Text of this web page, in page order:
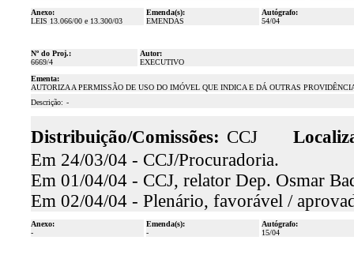
Anexo:
LEIS 13.066/00 e 13.300/03
Emenda(s):
EMENDAS
Autógrafo:
54/04
Nº do Proj.:
6669/4
Autor:
EXECUTIVO
Ementa:
AUTORIZA A PERMISSÃO DE USO DO IMÓVEL QUE INDICA E DÁ OUTRAS
Descrição: -
Distribuição/Comissões: CCJ
Em 24/03/04 - CCJ/Procuradoria.
Em 01/04/04 - CCJ, relator Dep. Osmar
Em 02/04/04 - Plenário, favorável /
Anexo:
-
Emenda(s):
-
Autógrafo:
15/04